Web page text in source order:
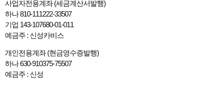
사업자전용계좌 (세금계산서발행)
하나 810-111222-33507
기업 143-107680-01-011
예금주 : 신성카비스
개인전용계좌 (현금영수증발행)
하나 630-910375-75507
예금주 : 신성